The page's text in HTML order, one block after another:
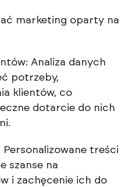
marketing oparty na
Analiza danych
potrzeby,
klientów, co
dotarcie do nich
Personalizowane treści
szanse na
i zachęcenie ich do